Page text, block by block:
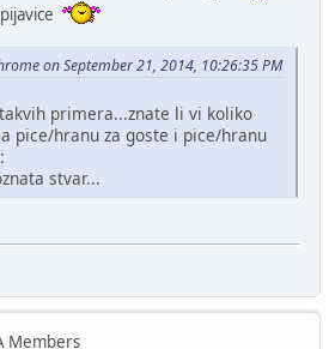
on September 21, 2014, 10:26:35 PM
primera...znate li vi koliko
pice/hranu za goste i pice/hranu
stvar...
Members